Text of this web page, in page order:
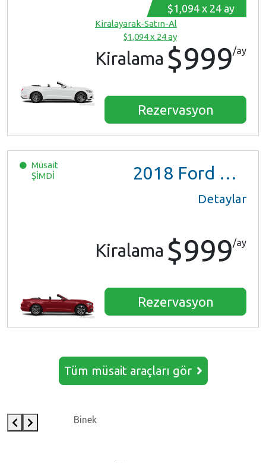
$1,094 x 24 ay
Kiralayarak-Satın-Al
$1,094 x 24 ay
Kiralama $999/ay
Rezervasyon
Müsait
ŞİMDİ
2018 Ford Mustang
Detaylar
Kiralama $999/ay
Rezervasyon
Tüm müsait araçları gör
Binek